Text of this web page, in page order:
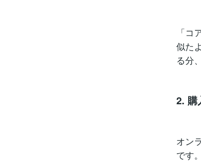
「
似た
る分
2. 購
オン
です